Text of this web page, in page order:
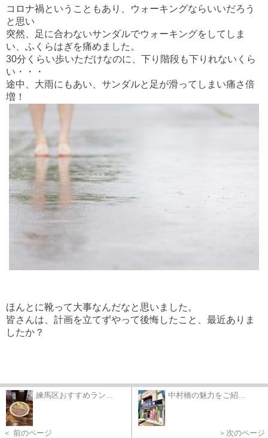
コロナ禍ということもあり、ウォーキングならいいだろう
と思い
突然、足に合わないサンダルでウォーキングを してしま
い、ふくらはぎを痛めました。
30分くらい歩いただけなのに、下り階段も下りれないくら
い・・・
途中、大雨にもあい 、サンダルと足が滑ってしまい痛さ倍
増！
ほんとに靴って大事なんだなと思いました。
皆さんは、計画を立てずやって後悔したこと、最近ありま
したか？
練馬区おすすめラン...
＜ 前のページ
中村橋の魅力をご紹...
＞次のページ